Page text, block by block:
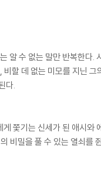
알 수 없는 말만 반복한다.
할 데 없는 미모를 지닌 그
다.
쫓기는 신세가 된 애시와
비밀을 풀 수 있는 열쇠를